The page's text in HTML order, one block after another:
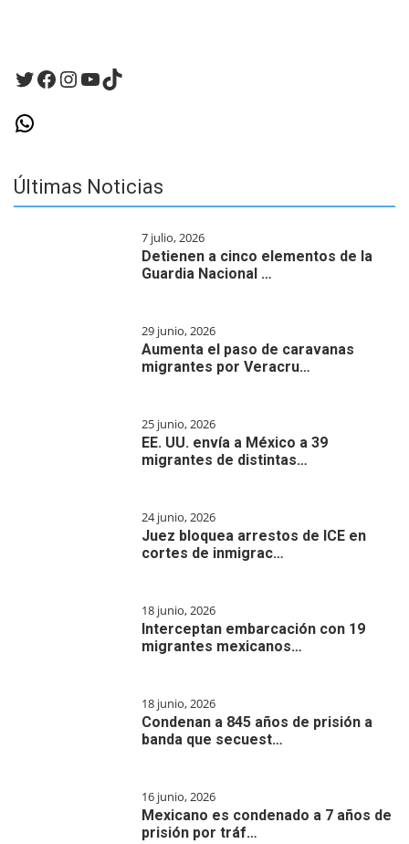
Twitter
Facebook
Instagram
YouTube
TikTok
WhatsApp
Últimas Noticias
7 julio, 2026
Detienen a cinco elementos de la
Guardia Nacional …
29 junio, 2026
Aumenta el paso de caravanas
migrantes por Veracru…
25 junio, 2026
EE. UU. envía a México a 39
migrantes de distintas…
24 junio, 2026
Juez bloquea arrestos de ICE en
cortes de inmigrac…
18 junio, 2026
Interceptan embarcación con 19
migrantes mexicanos…
18 junio, 2026
Condenan a 845 años de prisión a
banda que secuest…
16 junio, 2026
Mexicano es condenado a 7 años de
prisión por tráf…